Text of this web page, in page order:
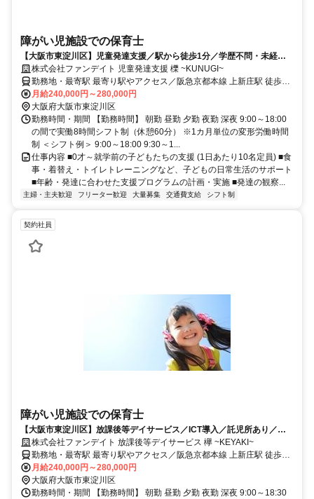
障がい児施設での保育士
【大阪市東淀川区】児童発達支援／駅から徒歩1分／学歴不問・未経験
OK／手書き書類なし／定員10名
株式会社ファンデイト 児童発達支援 櫟 ~KUNUGI~
勤務地・最寄駅 最寄り駅やアクセス／阪急京都本線 上新庄駅 徒歩1
分 大阪メトロ今里筋線 瑞光四丁目駅 徒歩10分 ★駅近で通勤楽々！自
転車通勤も多数。 ★周辺には、コンビニや飲食店、スーパーもあ
り、好立地！
月給240,000円～280,000円
大阪府大阪市東淀川区
勤務時間・期間 【勤務時間】 朝勤 昼勤 夕勤 夜勤 深夜 9:00～18:00
の間で実働8時間シフト制（休憩60分） ※1カ月単位の変形労働時間
制 ＜シフト例＞ 9:00～18:00 9:30～1...
仕事内容 ■0才～就学前の子どもたちの支援 (1日あたり10名定員) ■食
事・着替え・トイレトレーニングなど、子どもの日常生活のサポート
■年齢・発達に合わせた支援プログラムの計画・実施 ■発達の観察...
主婦・主夫歓迎 フリーター歓迎 大量募集 交通費支給 シフト制
契約社員
障がい児施設での保育士
【大阪市東淀川区】放課後等デイサービス／ICT導入／託児所あり／住
宅手当あり／ブランクOK！
株式会社ファンデイト 放課後等デイサービス 欅 ~KEYAKI~
勤務地・最寄駅 最寄り駅やアクセス／阪急京都本線 上新庄駅 徒歩5
分 大阪今里筋線 だいどう豊里駅 徒歩11分
月給240,000円～280,000円
大阪府大阪市東淀川区
勤務時間・期間 【勤務時間】 朝勤 昼勤 夕勤 夜勤 深夜 9:00～18:30